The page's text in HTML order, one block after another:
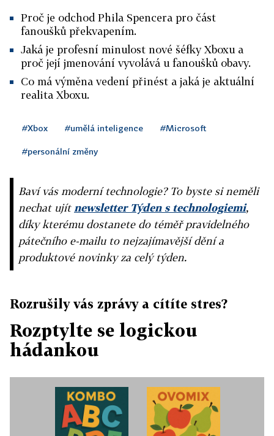
Proč je odchod Phila Spencera pro část
fanoušků překvapením.
Jaká je profesní minulost nové šéfky Xboxu a
proč její jmenování vyvolává u fanoušků obavy.
Co má výměna vedení přinést a jaká je aktuální
realita Xboxu.
#Xbox #umělá inteligence #Microsoft
#personální změny
Baví vás moderní technologie? To byste si neměli
nechat ujít newsletter Týden s technologiemi,
díky kterému dostanete do téměř pravidelného
pátečního e-mailu to nejzajímavější dění a
produktové novinky za celý týden.
Rozrušily vás zprávy a cítíte stres?
Rozptylte se logickou
hádankou